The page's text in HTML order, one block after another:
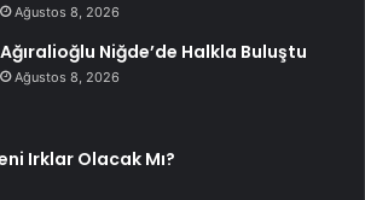
Ağustos 8, 2026
Ağıralioğlu Niğde’de Halkla Buluştu
Ağustos 8, 2026
Irklar Olacak Mı?